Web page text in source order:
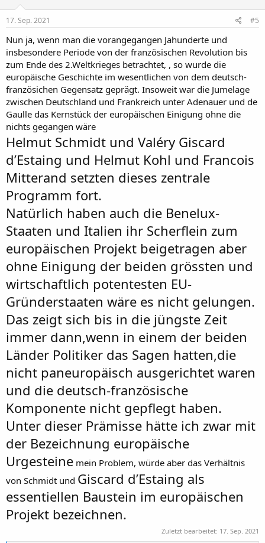
17. Sep. 2021 #5
Nun ja, wenn man die vorangegangen Jahunderte und
insbesondere Periode von der französischen Revolution bis
zum Ende des 2.Weltkrieges betrachtet, , so wurde die
europäische Geschichte im wesentlichen von dem deutsch-
französichen Gegensatz geprägt. Insoweit war die Jumelage
zwischen Deutschland und Frankreich unter Adenauer und de
Gaulle das Kernstück der europäischen Einigung ohne die
nichts gegangen wäre
Helmut Schmidt und Valéry Giscard
d’Estaing und Helmut Kohl und Francois
Mitterand setzten dieses zentrale
Programm fort.
Natürlich haben auch die Benelux-
Staaten und Italien ihr Scherflein zum
europäischen Projekt beigetragen aber
ohne Einigung der beiden grössten und
wirtschaftlich potentesten EU-
Gründerstaaten wäre es nicht gelungen.
Das zeigt sich bis in die jüngste Zeit
immer dann,wenn in einem der beiden
Länder Politiker das Sagen hatten,die
nicht paneuropäisch ausgerichtet waren
und die deutsch-französische
Komponente nicht gepflegt haben.
Unter dieser Prämisse hätte ich zwar mit
der Bezeichnung europäische
Urgesteine mein Problem, würde aber das Verhältnis
von Schmidt und Giscard d’Estaing als
essentiellen Baustein im europäischen
Projekt bezeichnen.
Zuletzt bearbeitet: 17. Sep. 2021